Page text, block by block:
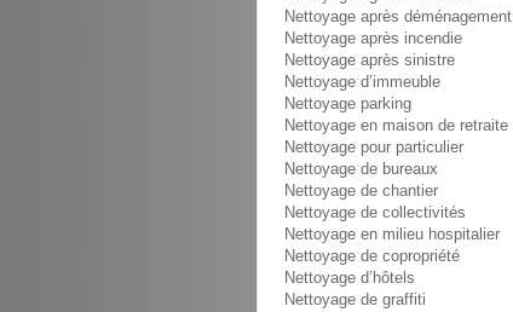
Nettoyage après déménagement
Nettoyage après incendie
Nettoyage après sinistre
Nettoyage d’immeuble
Nettoyage parking
Nettoyage en maison de retraite
Nettoyage pour particulier
Nettoyage de bureaux
Nettoyage de chantier
Nettoyage de collectivités
Nettoyage en milieu hospitalier
Nettoyage de copropriété
Nettoyage d’hôtels
Nettoyage de graffiti